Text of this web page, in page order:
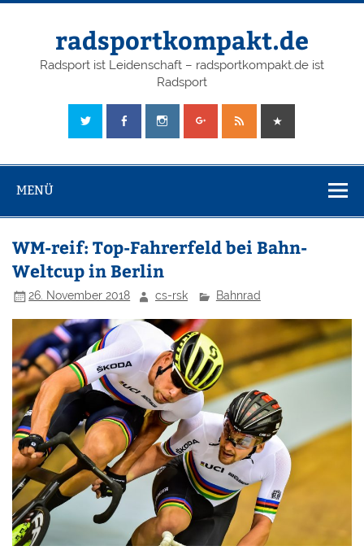
radsportkompakt.de
Radsport ist Leidenschaft – radsportkompakt.de ist
Radsport
MENÜ
WM-reif: Top-Fahrerfeld bei Bahn-
Weltcup in Berlin
26. November 2018 cs-rsk Bahnrad